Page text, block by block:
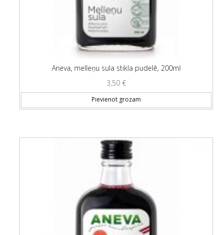
Aneva, melleņu sula stikla pudelē, 200ml
3,50 €
Pievienot grozam